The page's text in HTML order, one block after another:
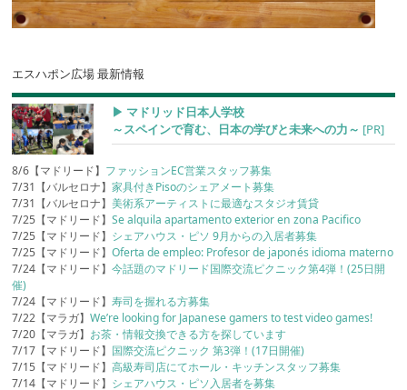
エスハポン広場 最新情報
▶︎ マドリッド日本人学校
～スペインで育む、日本の学びと未来への力～ [PR]
8/6【マドリード】 ファッションEC営業スタッフ募集
7/31【バルセロナ】家具付きPisoのシェアメート募集
7/31【バルセロナ】美術系アーティストに最適なスタジオ賃貸
7/25【マドリード】Se alquila apartamento exterior en zona Pacifico
7/25【マドリード】 シェアハウス・ピソ 9月からの入居者募集
7/25【マドリード】Oferta de empleo: Profesor de japonés idioma materno
7/24【マドリード】今話題のマドリード国際交流ピクニック第4弾！(25日開
催)
7/24【マドリード】寿司を握れる方募集
7/22【マラガ】We’re looking for Japanese gamers to test video games!
7/20【マラガ】 お茶・情報交換できる方を探しています
7/17【マドリード】 国際交流ピクニック 第3弾！(17日開催)
7/15【マドリード】高級寿司店にてホール・キッチンスタッフ募集
7/14【マドリード】 シェアハウス・ピソ入居者を募集